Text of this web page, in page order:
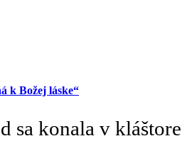
k Božej láske“
sa konala v